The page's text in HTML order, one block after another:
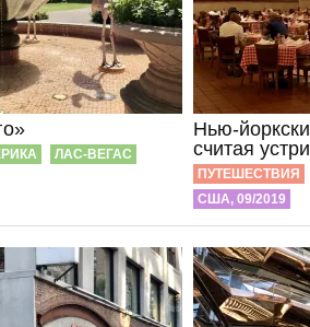
ЛАС-ВЕГАС
Нью-
считая
ПУТЕШЕСТВИЯ
США, 09/2019